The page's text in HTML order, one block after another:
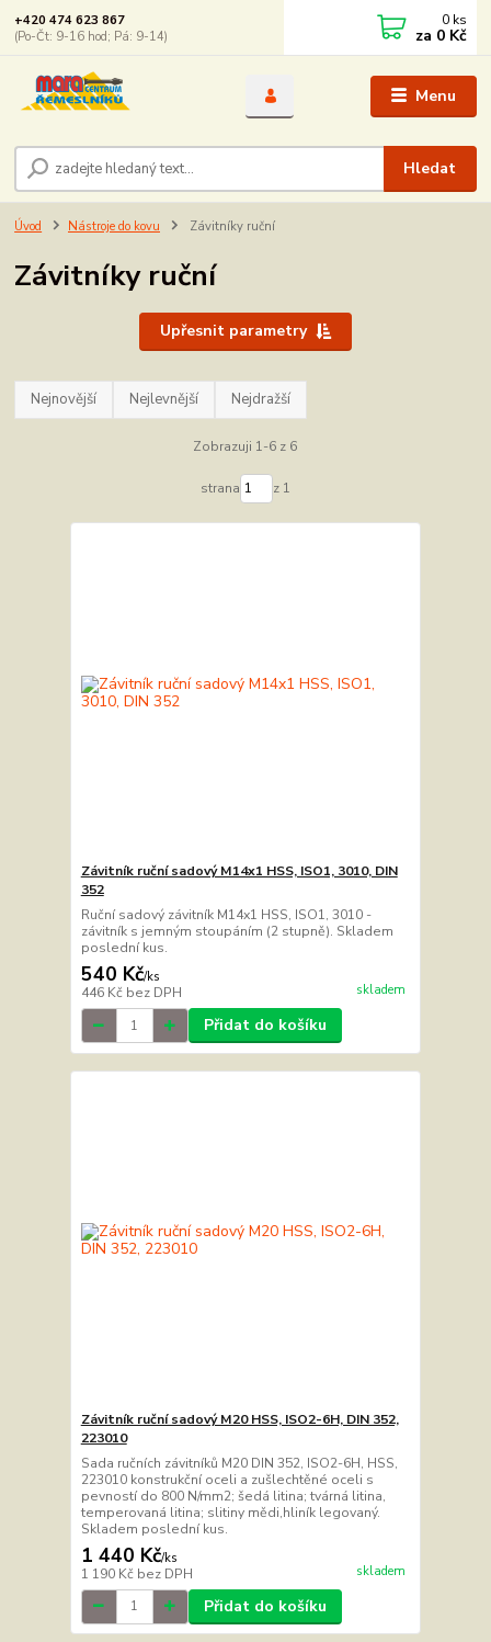
Menu
Hledat
+420 474 623 867
(Po-Čt: 9-16 hod; Pá: 9-14)
0 ks
za 0 Kč
Úvod Nástroje do kovu Závitníky ruční
Závitníky ruční
Upřesnit parametry
Nejnovější Nejlevnější Nejdražší
Zobrazuji 1-6 z 6
strana z 1
Závitník ruční sadový M14x1 HSS, ISO1, 3010, DIN
352
Ruční sadový závitník M14x1 HSS, ISO1, 3010 -
závitník s jemným stoupáním (2 stupně). Skladem
poslední kus.
540 Kč/ks
446 Kč bez DPH skladem
Přidat do košíku
Závitník ruční sadový M20 HSS, ISO2-6H, DIN 352,
223010
Sada ručních závitníků M20 DIN 352, ISO2-6H, HSS,
223010 konstrukční oceli a zušlechtěné oceli s
pevností do 800 N/mm2; šedá litina; tvárná litina,
temperovaná litina; slitiny mědi,hliník legovaný.
Skladem poslední kus.
1 440 Kč/ks
1 190 Kč bez DPH skladem
Přidat do košíku